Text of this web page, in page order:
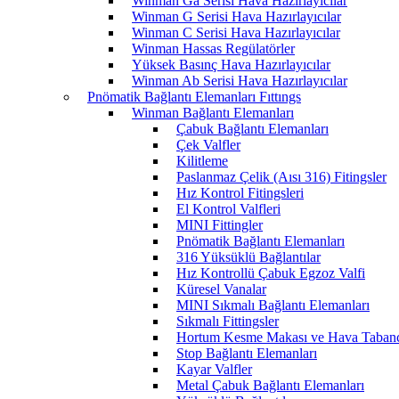
Winman G Serisi Hava Hazırlayıcılar
Winman C Serisi Hava Hazırlayıcılar
Winman Hassas Regülatörler
Yüksek Basınç Hava Hazırlayıcılar
Winman Ab Serisi Hava Hazırlayıcılar
Pnömatik Bağlantı Elemanları Fıttıngs
Winman Bağlantı Elemanları
Çabuk Bağlantı Elemanları
Çek Valfler
Kilitleme
Paslanmaz Çelik (Aısı 316) Fitingsler
Hız Kontrol Fitingsleri
El Kontrol Valfleri
MINI Fittingler
Pnömatik Bağlantı Elemanları
316 Yüksüklü Bağlantılar
Hız Kontrollü Çabuk Egzoz Valfi
Küresel Vanalar
MINI Sıkmalı Bağlantı Elemanları
Sıkmalı Fittingsler
Hortum Kesme Makası ve Hava
Stop Bağlantı Elemanları
Kayar Valfler
Metal Çabuk Bağlantı Elemanları